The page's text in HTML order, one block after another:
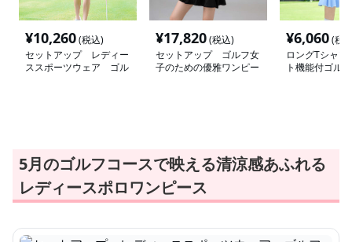
¥10,260(税込)
セットアップ レディー
ススポーツウェア ゴル
¥17,820(税込)
セットアップ ゴルフ女
子のための優雅ワンピー
¥6,060(税
ロングTシャ
ト機能付ゴル
5月のゴルフコースで映える清涼感あふれる
レディースポロワンピース